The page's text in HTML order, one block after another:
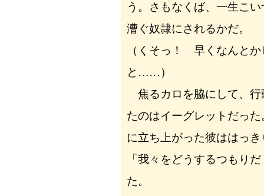
う。さもなくば、一生こ
漕ぐ奴隷にされるかだ。
（くそっ！ 早くなんとか
と……）
焦るカロを脇にして、行
たのはイーグレットだっ
に立ち上がった彼ははっ
「我々をどうするつもり
た。